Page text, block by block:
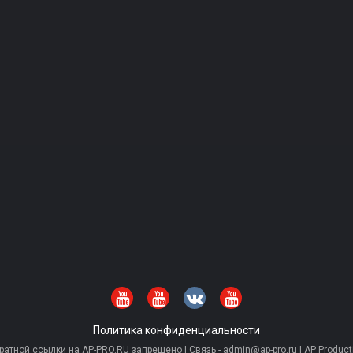
Политика конфиденциальности
ссылки на AP-PRO.RU запрещено | Связь - admin@ap-pro.ru | AP